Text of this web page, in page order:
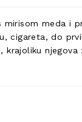
mirisom meda i
cigareta, do
njegova